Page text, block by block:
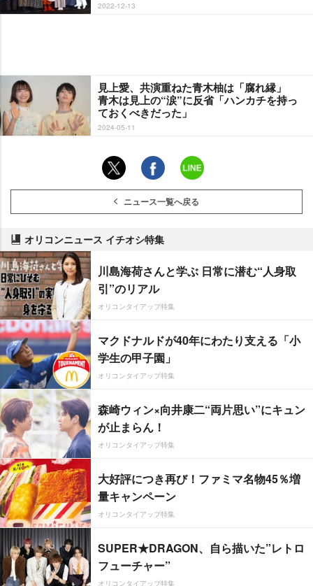
2022-12-13
見上愛、共演重ねた青木柚は「腐れ縁」
青木は見上の“涙”に反省「ハンカチを持っ
ておくべきだった」
2024-05-11
ニュース一覧へ戻る
オリコンニュース イチオシ特集
川島海荷さんと学ぶ 日常に潜む“人身取
引”のリアル
オリコンタイアップ特集
マクドナルドが40年にわたり支える「小
学生の甲子園」
オリコンタイアップ特集
森崎ウィン×向井康二“両片思い”にキュン
が止まらん！
オリコンタイアップ特集
大好評につき再び！ファミマ名物45％増
量キャンペーン
オリコンタイアップ特集
SUPER★DRAGON、自ら描いた”レトロ
フューチャー”
オリコンタイアップ特集